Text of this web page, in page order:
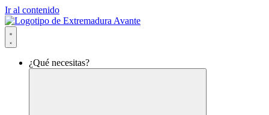
Ir al contenido
¿Qué necesitas?